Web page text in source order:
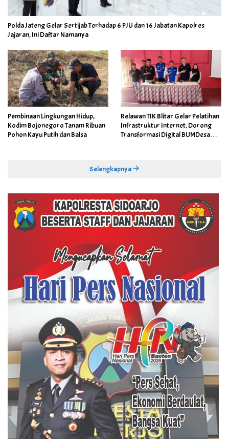
Polda Jateng Gelar Sertijab Terhadap 6 PJU dan 16 Jabatan Kapolres
Jajaran, Ini Daftar Namanya
Pembinaan Lingkungan Hidup,
Kodim Bojonegoro Tanam Ribuan
Pohon Kayu Putih dan Balsa
Relawan TIK Blitar Gelar Pelatihan
Infrastruktur Internet, Dorong
Transformasi Digital BUMDesa
Selengkapnya